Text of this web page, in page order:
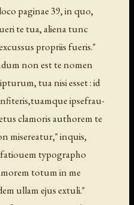
paginae 39, in quo,
te tua, aliena tunc
propriis fueris."
non est te nomen
tua nisi esset : id
ipsefrau-
clamoris authorem te
misereatur," inquis,
typographo
totum in me
ullam ejus extuli."